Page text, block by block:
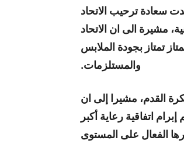
سعادة ترحيب الاتحاد
مشيرة الى ان الاتحاد
تمتاز بجودة الملابس
والمستلزمات.
القدم، مشيرا إلى ان
أكثر من 10 سنوات واليوم تم إبرام اتفاقية رعاية أكبر
الفعال على المستوى